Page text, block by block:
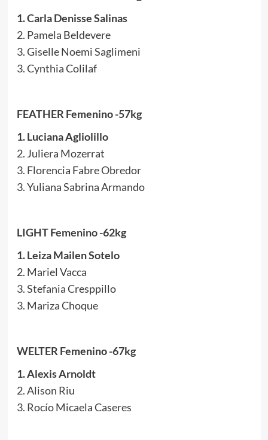
1. Carla Denisse Salinas
2. Pamela Beldevere
3. Giselle Noemi Saglimeni
3. Cynthia Colilaf
FEATHER Femenino -57kg
1. Luciana Agliolillo
2. Juliera Mozerrat
3. Florencia Fabre Obredor
3. Yuliana Sabrina Armando
LIGHT Femenino -62kg
1. Leiza Mailen Sotelo
2. Mariel Vacca
3. Stefania Cresppillo
3. Mariza Choque
WELTER Femenino -67kg
1. Alexis Arnoldt
2. Alison Riu
3. Rocío Micaela Caseres